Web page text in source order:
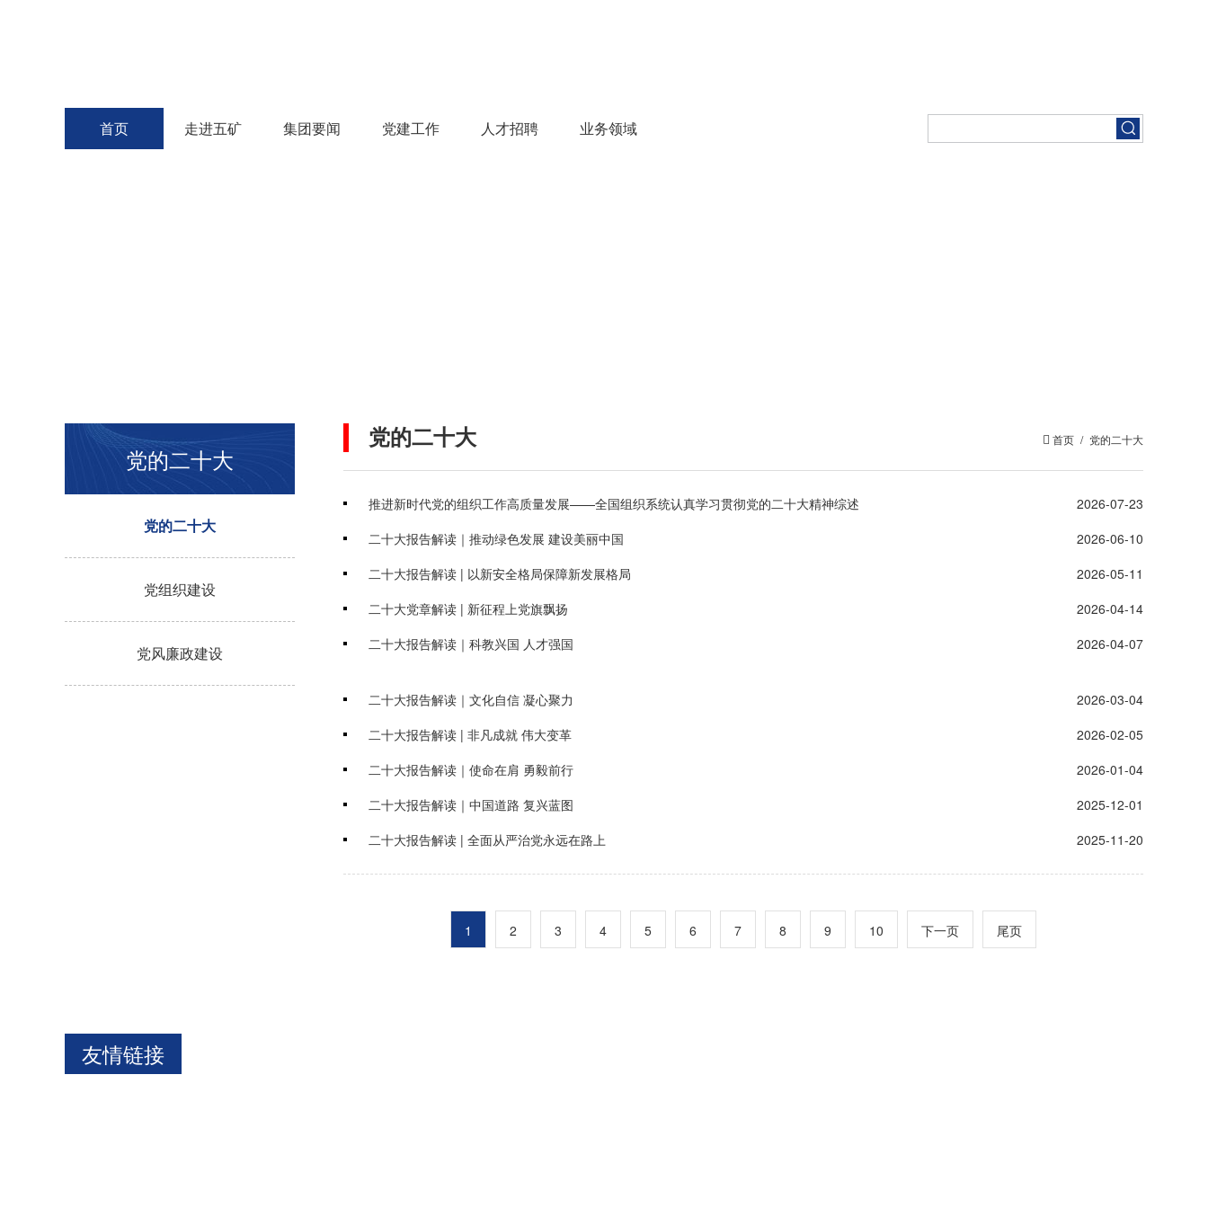
首页 走进五矿 集团要闻 党建工作 人才招聘 业务领域
党的二十大
党的二十大
党组织建设
党风廉政建设
党的二十大 首页 / 党的二十大
推进新时代党的组织工作高质量发展——全国组织系统认真学习贯彻党的二十大精神综述
2026-07-23
二十大报告解读｜推动绿色发展 建设美丽中国
2026-06-10
二十大报告解读 | 以新安全格局保障新发展格局
2026-05-11
二十大党章解读 | 新征程上党旗飘扬
2026-04-14
二十大报告解读｜科教兴国 人才强国
2026-04-07
二十大报告解读｜文化自信 凝心聚力
2026-03-04
二十大报告解读 | 非凡成就 伟大变革
2026-02-05
二十大报告解读｜使命在肩 勇毅前行
2026-01-04
二十大报告解读｜中国道路 复兴蓝图
2025-12-01
二十大报告解读 | 全面从严治党永远在路上
2025-11-20
1 2 3 4 5 6 7 8 9 10 下一页 尾页
友情链接